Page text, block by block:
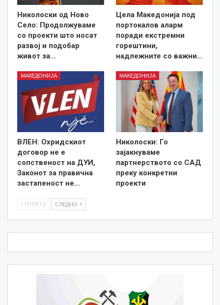
Николоски од Ново
Село: Продолжуваме
со проекти што носат
развој и подобар
живот за…
Цела Македонија под
портокалов аларм
поради екстремни
горештини,
надлежните со важни…
МАКЕДОНИЈА
ВЛЕН: Охридскиот
договор не е
сопственост на ДУИ,
Законот за правична
застапеност не…
МАКЕДОНИЈА
Николоски: Го
зајакнуваме
партнерството со САД
преку конкретни
проекти
ПТРЕТХ СЛЕДНО